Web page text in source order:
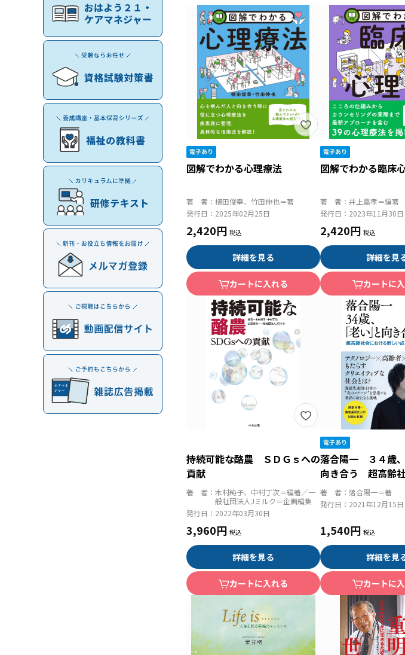
図解でわかる心理療法
著 者： 植田俊幸、竹田伸也＝著
発行日： 2025年02月25日
2,420円
詳細を見る
カートに入れる
図解でわかる臨床
著 者： 井上嘉孝＝編著
発行日： 2023年11月30日
2,420円
詳細を見
カートに
持続可能な酪農 ＳＤＧｓへの
貢献
著 者： 木村純子、中村丁次＝編著／一
般社団法人Jミルク＝企画編集
発行日： 2022年03月30日
3,960円
詳細を見る
カートに入れる
落合陽一 ３４歳
向き合う 超高齢
新しい成長
著 者： 落合陽一＝著
発行日： 2021年12月15日
1,540円
詳細を見
カートに